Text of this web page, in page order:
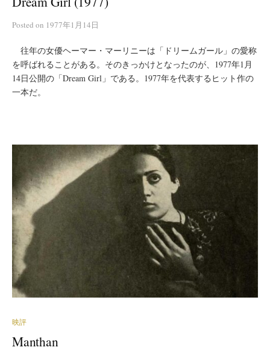
Posted on 1977年1月14日
往年の女優ヘーマー・マーリニーは「ドリームガール」の愛称
を呼ばれることがある。そのきっかけとなったのが、1977年1月
14日公開の「Dream Girl」である。1977年を代表するヒット作の
一本だ。
映評
Manthan